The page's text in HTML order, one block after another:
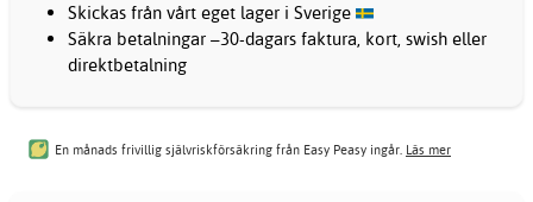
Skickas från vårt eget lager i Sverige
Säkra betalningar –30-dagars faktura, kort, swish eller
direktbetalning
En månads frivillig självriskförsäkring från Easy Peasy ingår. Läs mer